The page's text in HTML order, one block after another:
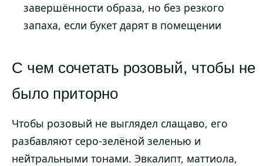
завершённости образа, но без резкого
запаха, если букет дарят в помещении
С чем сочетать розовый, чтобы не
было приторно
Чтобы розовый не выглядел слащаво, его
разбавляют серо-зелёной зеленью и
нейтральными тонами. Эвкалипт, маттиола,